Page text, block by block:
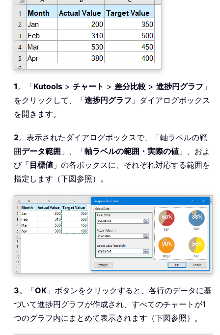
1 。「Kutools > チャート > 差分比較 > 進捗円グラフ 」
をクリックして、「進捗円グラフ 」ダイアログボックス
を開きます。
2。表示されたダイアログボックスで、「軸ラベルの範
囲データ範囲 」、「軸ラベルの範囲・実際の値 」、およ
び「目標値 」の各ボックスに、それぞれ対応する範囲を
指定します（下図参照）。
3。「OK 」ボタンをクリックすると、各行のデータに基
づいて進捗円グラフが作成され、すべてのチャートが1
つのグラフ内にまとめて表示されます（下図参照）。